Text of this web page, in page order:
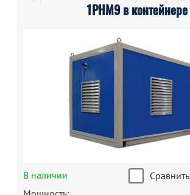
1РНМ9 в контейнере
В наличии
Сравнить